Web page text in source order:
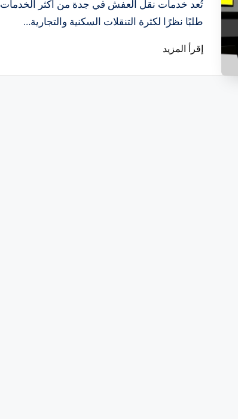
بواسطة
تُعد خدمات نقل العفش في جدة من أكثر الخدمات
طلبًا نظرًا لكثرة التنقلات السكنية والتجارية…
إقرأ المزيد